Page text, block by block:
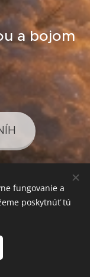
a bojom
fungovanie a
poskytnúť tú